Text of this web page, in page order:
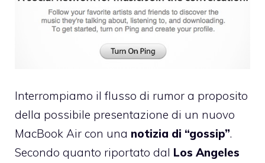
Interrompiamo il flusso di rumor a proposito
della possibile presentazione di un nuovo
MacBook Air con una notizia di “gossip”.
Secondo quanto riportato dal Los Angeles